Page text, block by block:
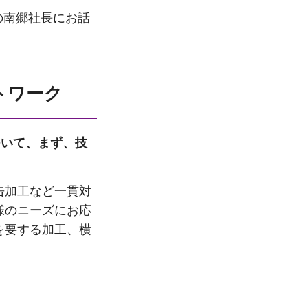
南郷社長にお話
ーク
て、まず、技
工など一貫対
のニーズにお応
要する加工、横